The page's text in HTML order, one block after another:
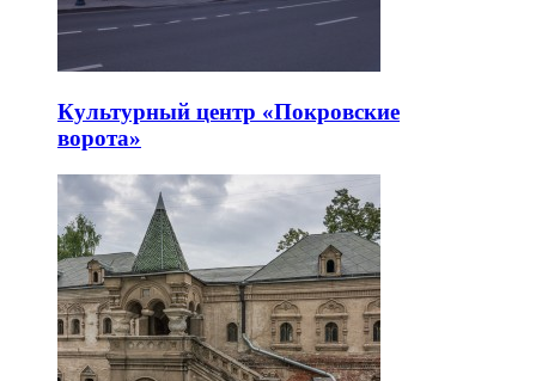
Культурный центр «Покровские
ворота»